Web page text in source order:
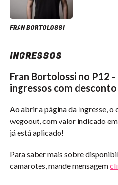
FRAN BORTOLOSSI
INGRESSOS
Fran Bortolossi no P12
ingressos com desconto
Ao abrir a página da Ingresse, o
wegoout, com valor indicado
já está aplicado!
Para saber mais sobre
camarotes, mande mensagem